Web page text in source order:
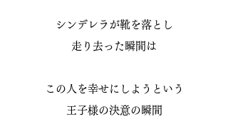
シンデレラが靴を落とし
走り去った瞬間は
この人を幸せにしようという
王子様の決意の瞬間